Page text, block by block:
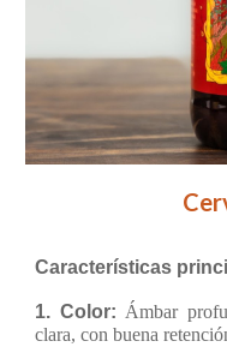
Características
1. Color: Ámbar
clara, con buena